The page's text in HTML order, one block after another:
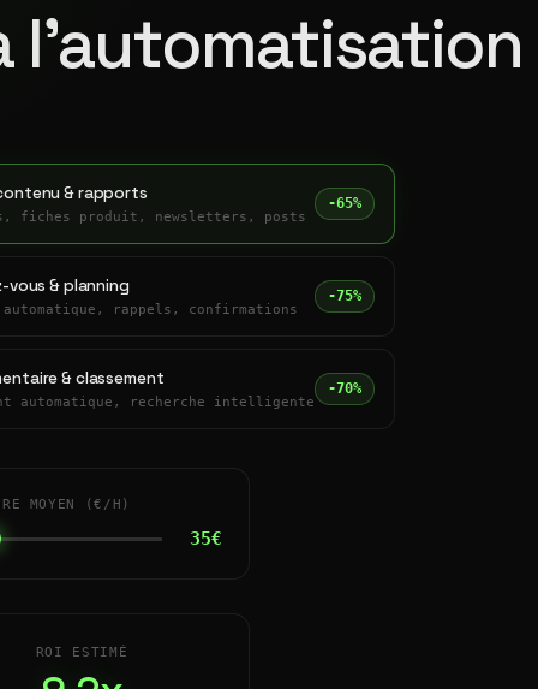
l'automatisation
& rapports
fiches produit, newsletters, posts
-65%
vous & planning
rappels, confirmations
-75%
& classement
automatique, recherche intelligente
-70%
MOYEN (€/H)
35€
ROI ESTIMÉ